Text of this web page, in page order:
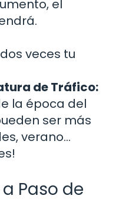
el
veces tu
de Tráfico:
la época del
ser más
verano…
Paso de